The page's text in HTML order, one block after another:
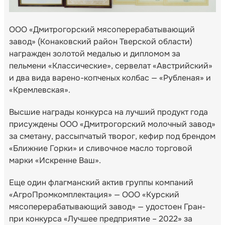
ООО «Дмитрогорский мясоперерабатывающий
завод» (Конаковский район Тверской области)
награжден золотой медалью и дипломом за
пельмени «Классические», сервелат «Австрийский»
и два вида варено-копченых колбас — «Рубленая» и
«Кремлевская».
Высшие награды конкурса на лучший продукт года
присуждены ООО «Дмитрогорский молочный завод»
за сметану, рассыпчатый творог, кефир под брендом
«Ближние Горки» и сливочное масло торговой
марки «Искренне Ваш».
Еще один флагманский актив группы компаний
«АгроПромкомплектация» — ООО «Курский
мясоперерабатывающий завод» — удостоен Гран-
при конкурса «Лучшее предприятие – 2022» за